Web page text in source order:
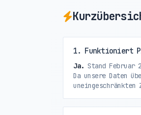
1. Funktioniert
Ja. Stand Februar
Da unsere Daten
uneingeschränkten